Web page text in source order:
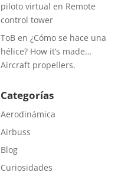
piloto virtual en Remote
control tower
ToB en¿Cómo se hace una
hélice? How it’s made…
Aircraft propellers.
Categorías
Aerodinámica
Airbuss
Blog
Curiosidades